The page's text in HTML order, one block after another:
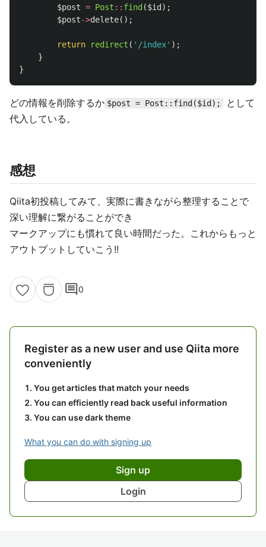
$post = Post :: find ($id );
$post->delete();
return redirect ( '/index' );
}
}
どの情報を削除するか $post = Post::find($id);
として
代入している。
感想
Qiita初投稿してみて、実際に書きながら整理することで
深い理解に繋がることができ
マークアップにも慣れて良い時間だった。これからもっと
アウトプットしていこう!!
comment0
Register as a new user and use Qiita more
conveniently
You get articles that match your needs
You can efficiently read back useful information
You can use dark theme
What you can do with signing up
Sign up
Login